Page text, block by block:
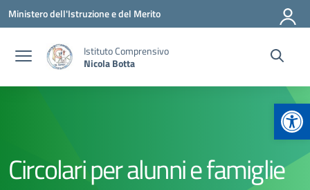
Vai ai contenuti
Vai al menu di navigazione
Vai al footer
Ministero dell'Istruzione e del Merito
Istituto Comprensivo
Nicola Botta
Circolari per alunni e famiglie